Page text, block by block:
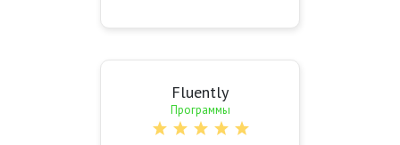
Fluently
Программы